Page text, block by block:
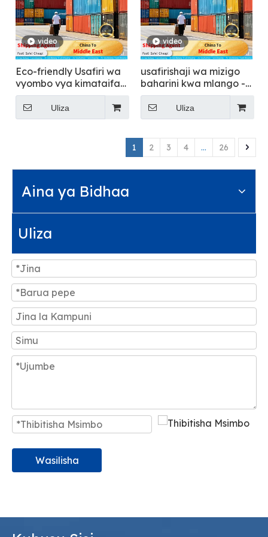
video
Eco-friendly Usafiri wa
vyombo vya kimataifa -
Flying
Uliza
video
usafirishaji wa mizigo
baharini kwa mlango -
Flying
Uliza
1 2 3 4 ... 26
Aina ya Bidhaa
Uliza
Wasilisha